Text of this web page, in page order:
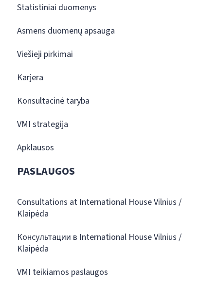
Statistiniai duomenys
Asmens duomenų apsauga
Viešieji pirkimai
Karjera
Konsultacinė taryba
VMI strategija
Apklausos
PASLAUGOS
Consultations at International House Vilnius /
Klaipėda
Консультации в International House Vilnius /
Klaipėda
VMI teikiamos paslaugos